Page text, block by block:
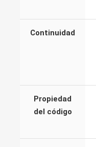
Continuidad
Propiedad
del código